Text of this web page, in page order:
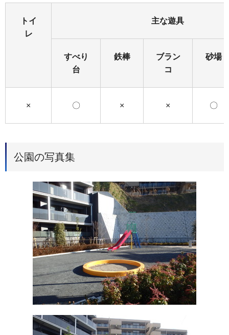
トイ
レ
主な遊具
すべり
台
鉄棒
ブラン
コ
砂場
× 〇 × × 〇
公園の写真集